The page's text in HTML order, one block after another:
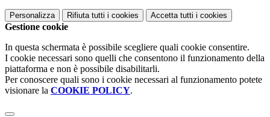
Personalizza Rifiuta tutti i cookies Accetta tutti i cookies
Gestione cookie
In questa schermata è possibile scegliere quali cookie consentire.
I cookie necessari sono quelli che consentono il funzionamento della
piattaforma e non è possibile disabilitarli.
Per conoscere quali sono i cookie necessari al funzionamento potete
visionare la COOKIE POLICY.